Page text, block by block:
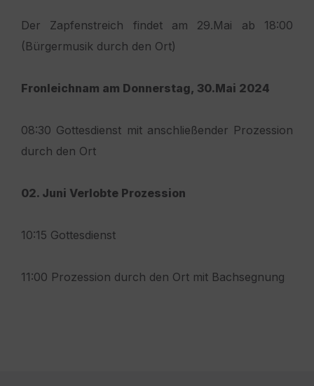
Der Zapfenstreich findet am 29.Mai ab 18:00
(Bürgermusik durch den Ort)
Fronleichnam am Donnerstag, 30.Mai 2024
08:30 Gottesdienst mit anschließender Prozession
durch den Ort
02. Juni Verlobte Prozession
10:15 Gottesdienst
11:00 Prozession durch den Ort mit Bachsegnung